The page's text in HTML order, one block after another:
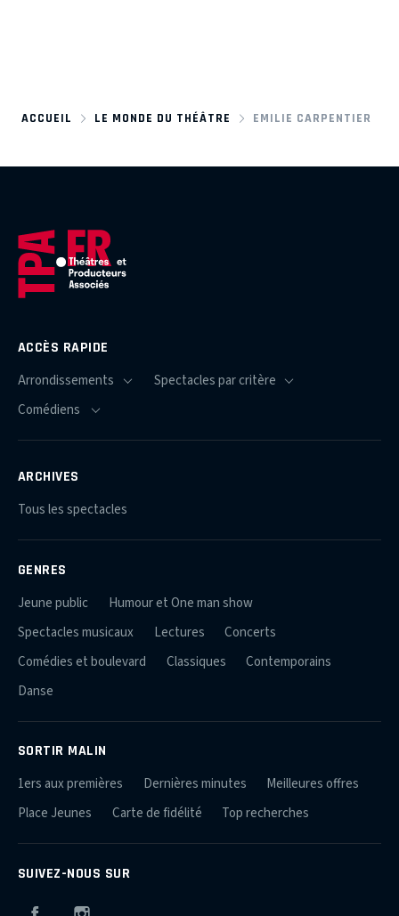
ACCUEIL LE MONDE DU THÉÂTRE EMILIE CARPENTIER
ACCÈS RAPIDE
ARCHIVES
Tous les spectacles
GENRES
Jeune public
Humour et One man show
Spectacles musicaux
Lectures
Concerts
Comédies et boulevard
Classiques
Contemporains
Danse
SORTIR MALIN
1ers aux premières Dernières minutes
Meilleures offres
Place Jeunes
Carte de fidélité Top recherches
SUIVEZ-NOUS SUR
Facebook